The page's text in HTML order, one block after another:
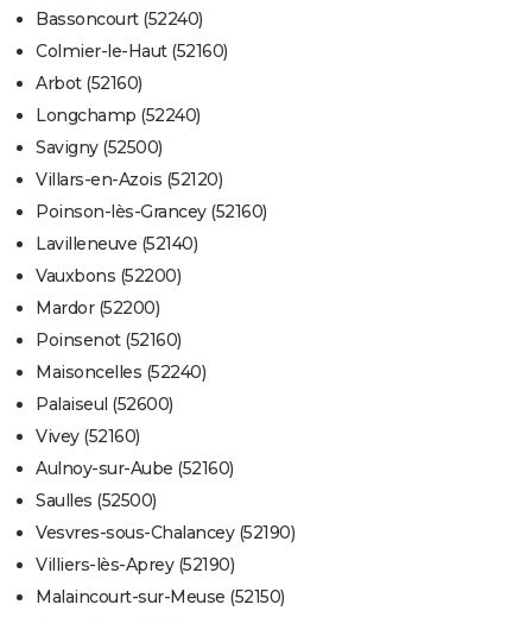
Bassoncourt (52240)
Colmier-le-Haut (52160)
Arbot (52160)
Longchamp (52240)
Savigny (52500)
Villars-en-Azois (52120)
Poinson-lès-Grancey (52160)
Lavilleneuve (52140)
Vauxbons (52200)
Mardor (52200)
Poinsenot (52160)
Maisoncelles (52240)
Palaiseul (52600)
Vivey (52160)
Aulnoy-sur-Aube (52160)
Saulles (52500)
Vesvres-sous-Chalancey (52190)
Villiers-lès-Aprey (52190)
Malaincourt-sur-Meuse (52150)